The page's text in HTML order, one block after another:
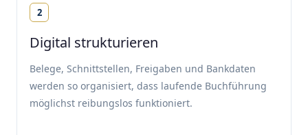
2
Digital strukturieren
Belege, Schnittstellen, Freigaben und Bankdaten
werden so organisiert, dass laufende Buchführung
möglichst reibungslos funktioniert.